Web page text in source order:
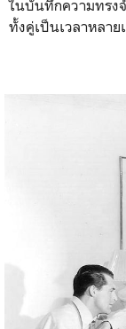
ในบันทึกความทรงจ
ทั้งคู่เป็นเวลาหลาย